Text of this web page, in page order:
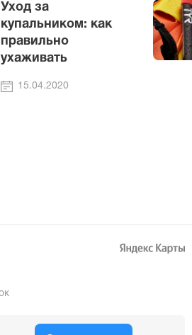
Уход за
купальником: как
правильно
ухаживать
15.04.2020